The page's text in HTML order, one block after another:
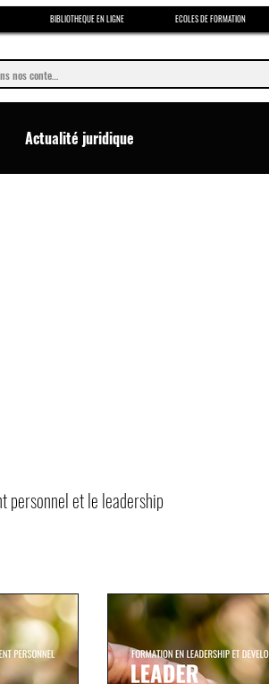
BIBLIOTHEQUE EN LIGNE ECOLES DE FORMATION
Actualité juridique
personnel et le leadership